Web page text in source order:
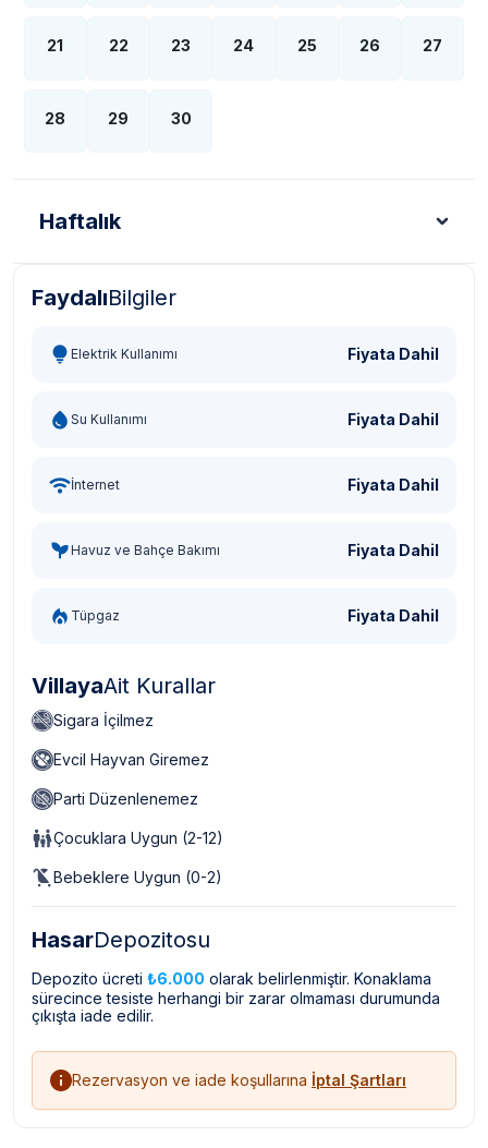
21 22 23 24 25 26 27
28 29 30
Haftalık
Türk Lirası - TL
FaydalıBilgiler
Elektrik Kullanımı Fiyata Dahil
Su Kullanımı Fiyata Dahil
İnternet Fiyata Dahil
Havuz ve Bahçe Bakımı Fiyata Dahil
Tüpgaz Fiyata Dahil
VillayaAit Kurallar
Sigara İçilmez
Evcil Hayvan Giremez
Parti Düzenlenemez
Çocuklara Uygun (2-12)
Bebeklere Uygun (0-2)
HasarDepozitosu
Depozito ücreti ₺6.000 olarak belirlenmiştir. Konaklama
sürecince tesiste herhangi bir zarar olmaması durumunda
çıkışta iade edilir.
Rezervasyon ve iade koşullarına İptal Şartları